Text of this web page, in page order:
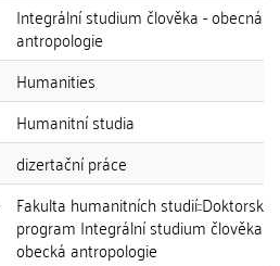
Integrální studium člověka - obecná
antropologie
Humanities
Humanitní studia
dizertační práce
Fakulta humanitních studií::Doktorský
program Integrální studium člověka -
obecká antropologie